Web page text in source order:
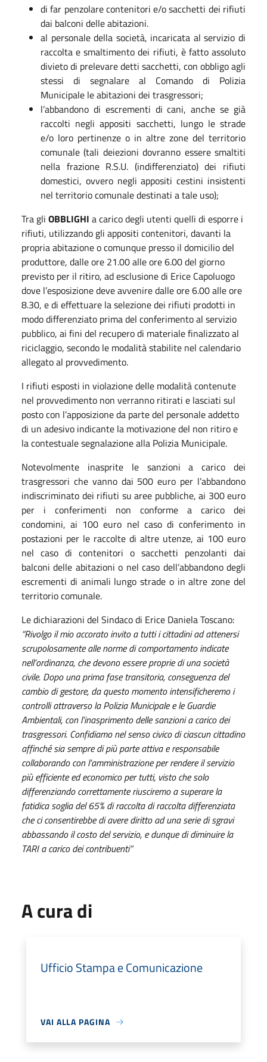
di far penzolare contenitori e/o sacchetti dei rifiuti
dai balconi delle abitazioni.
al personale della società, incaricata al servizio di
raccolta e smaltimento dei rifiuti, è fatto assoluto
divieto di prelevare detti sacchetti, con obbligo agli
stessi di segnalare al Comando di Polizia
Municipale le abitazioni dei trasgressori;
l’abbandono di escrementi di cani, anche se già
raccolti negli appositi sacchetti, lungo le strade
e/o loro pertinenze o in altre zone del territorio
comunale (tali deiezioni dovranno essere smaltiti
nella frazione R.S.U. (indifferenziato) dei rifiuti
domestici, ovvero negli appositi cestini insistenti
nel territorio comunale destinati a tale uso);
Tra gli OBBLIGHI a carico degli utenti quelli di esporre i
rifiuti, utilizzando gli appositi contenitori, davanti la
propria abitazione o comunque presso il domicilio del
produttore, dalle ore 21.00 alle ore 6.00 del giorno
previsto per il ritiro, ad esclusione di Erice Capoluogo
dove l’esposizione deve avvenire dalle ore 6.00 alle ore
8.30, e di effettuare la selezione dei rifiuti prodotti in
modo differenziato prima del conferimento al servizio
pubblico, ai fini del recupero di materiale finalizzato al
riciclaggio, secondo le modalità stabilite nel calendario
allegato al provvedimento.
I rifiuti esposti in violazione delle modalità contenute
nel provvedimento non verranno ritirati e lasciati sul
posto con l’apposizione da parte del personale addetto
di un adesivo indicante la motivazione del non ritiro e
la contestuale segnalazione alla Polizia Municipale.
Notevolmente inasprite le sanzioni a carico dei
trasgressori che vanno dai 500 euro per l’abbandono
indiscriminato dei rifiuti su aree pubbliche, ai 300 euro
per i conferimenti non conforme a carico dei
condomini, ai 100 euro nel caso di conferimento in
postazioni per le raccolte di altre utenze, ai 100 euro
nel caso di contenitori o sacchetti penzolanti dai
balconi delle abitazioni o nel caso dell’abbandono degli
escrementi di animali lungo strade o in altre zone del
territorio comunale.
Le dichiarazioni del Sindaco di Erice Daniela Toscano:
“Rivolgo il mio accorato invito a tutti i cittadini ad attenersi
scrupolosamente alle norme di comportamento indicate
nell’ordinanza, che devono essere proprie di una società
civile. Dopo una prima fase transitoria, conseguenza del
cambio di gestore, da questo momento intensificheremo i
controlli attraverso la Polizia Municipale e le Guardie
Ambientali, con l’inasprimento delle sanzioni a carico dei
trasgressori. Confidiamo nel senso civico di ciascun cittadino
affinché sia sempre di più parte attiva e responsabile
collaborando con l’amministrazione per rendere il servizio
più efficiente ed economico per tutti, visto che solo
differenziando correttamente riusciremo a superare la
fatidica soglia del 65% di raccolta di raccolta differenziata
che ci consentirebbe di avere diritto ad una serie di sgravi
abbassando il costo del servizio, e dunque di diminuire la
TARI a carico dei contribuenti”
A cura di
Ufficio Stampa e Comunicazione
VAI ALLA PAGINA